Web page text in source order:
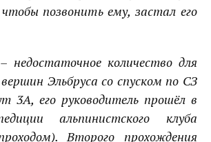
позвонить ему, застал его
недостаточное количество для
Эльбруса со спуском по СЗ
3А, его руководитель прошёл в
альпинистского клуба
Второго прохождения